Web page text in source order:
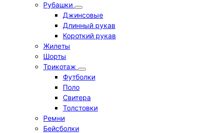
Рубашки
Джинсовые
Длинный рукав
Короткий рукав
Жилеты
Шорты
Трикотаж
Футболки
Поло
Свитера
Толстовки
Ремни
Бейсболки